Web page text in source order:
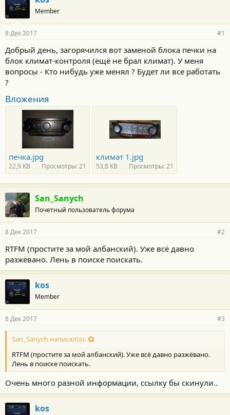
Member
8 Дек 2017 #1
Добрый день, загорячился вот заменой блока печки на
блок климат-контроля (ещё не брал климат). У меня
вопросы - Кто нибудь уже менял ? Будет ли все работать
?
Вложения
печка.jpg
22,9 KB Просмотры: 21
климат 1.jpg
53,8 KB Просмотры: 21
San_Sanych
Почетный пользователь форума
8 Дек 2017 #2
RTFM (простите за мой албанский). Уже всё давно
разжёвано. Лень в поиске поискать.
kos
Member
8 Дек 2017 #3
San_Sanych написал(а):
RTFM (простите за мой албанский). Уже всё давно разжёвано.
Лень в поиске поискать.
Очень много разной информации, ссылку бы скинули..
kos